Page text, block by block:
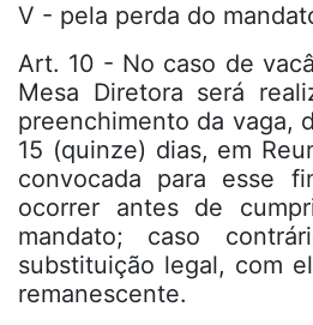
V - pela perda do
Art. 10 - No caso de
Mesa Diretora será
preenchimento da vaga,
15 (quinze) dias, em
convocada para esse
ocorrer antes de
mandato; caso
substituição legal, com
remanescente.